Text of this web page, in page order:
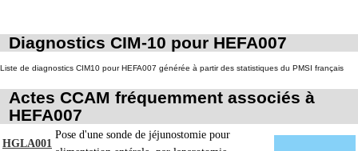
Diagnostics CIM-10 pour HEFA007
Liste de diagnostics CIM10 pour HEFA007 générée à partir des statistiques du PMSI français
Actes CCAM fréquemment associés à
HEFA007
HGLA001
Pose d'une sonde de jéjunostomie pour